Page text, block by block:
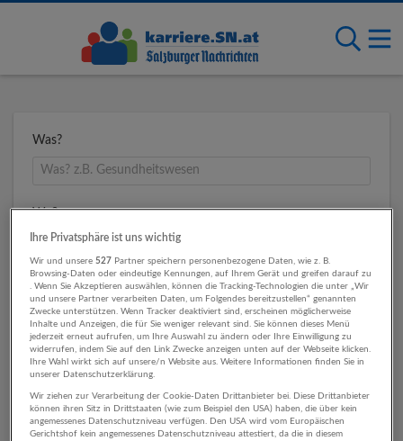
Was?
Wo?
Umkreis
Ihre Privatsphäre ist uns wichtig
Wir und unsere527 Partner speichern personenbezogene Daten, wie z. B.
Browsing-Daten oder eindeutige Kennungen, auf Ihrem Gerät und greifen darauf zu
. Wenn Sie Akzeptieren auswählen, können die Tracking-Technologien die unter „Wir
und unsere Partner verarbeiten Daten, um Folgendes bereitzustellen“ genannten
Zwecke unterstützen. Wenn Tracker deaktiviert sind, erscheinen möglicherweise
Inhalte und Anzeigen, die für Sie weniger relevant sind. Sie können dieses Menü
jederzeit erneut aufrufen, um Ihre Auswahl zu ändern oder Ihre Einwilligung zu
widerrufen, indem Sie auf den Link Zwecke anzeigen unten auf der Webseite klicken.
Ihre Wahl wirkt sich auf unsere/n Website aus. Weitere Informationen finden Sie in
unserer Datenschutzerklärung.
Wir ziehen zur Verarbeitung der Cookie-Daten Drittanbieter bei. Diese Drittanbieter
können ihren Sitz in Drittstaaten (wie zum Beispiel den USA) haben, die über kein
angemessenes Datenschutzniveau verfügen. Den USA wird vom Europäischen
Gerichtshof kein angemessenes Datenschutzniveau attestiert, da die in diesem